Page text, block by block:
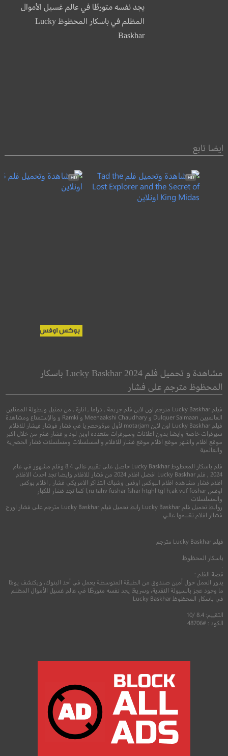
يجد نفسه متورطًا في عالم غسيل الأموال
المظلم في باسكار المحظوظ Lucky
Baskhar
ايضا تابع
Midas
مغامرة●رسوم متحركة●كوميدي
6.1
5.7
مشاهدة و تحميل فلم Lucky Baskhar 2024 باسكار
المحظوظ مترجم على فشار
فيلم Lucky Baskhar مترجم اون لاين فلم جريمة , دراما , اثارة , من تمثيل وبطولة الممثلين
العالميين Dulquer Salmaan و Meenaakshi Chaudhary و Ramki و والإستمتاع ومشاهدة
فيلم Lucky Baskhar اون لاين motarjam لأول مرةوحصريا في فشار فوشار فيشار للافلام
سيرفرات خاصة وايضا بدون اعلانات وسيرفرات متعدده اوبن لود و فشار فشر من خلال اكبر
موقع افلام واشهر موقع افلام موقع فشار للافلام والمسلسلات ومسلسلات فشار الحصرية
والعالمية
فلم باسكار المحظوظ Lucky Baskhar حاصل على تقييم عالي 8.4 وفلم مشهور في عام
2024 , فلم Lucky Baskhar افضل افلام 2024 من فشار للافلام وايضا تجد احدث الافلام
افلام فشار مشاهده افلام البوكس اوفس وشباك التذاكر الامريكي فشار , افلام بوكس
اوفس l,ru tahv fushar fshar htghl tgl h;ak vuf foshar كما تجد فشار للكبار
والمسلسلات
روابط تحميل فلم Lucky Baskhar رابط تحميل فيلم Lucky Baskhar مترجم على فشار اورج
فشاار افلام تقييمها عالي
فيلم Lucky Baskhar مترجم
باسكار المحظوظ
قصة الفلم :
يدور العمل حول أمين صندوق من الطبقة المتوسطة يعمل في أحد البنوك، ويكتشف يومًا
ما وجود عجز بالسيولة النقدية، وسريعًا يجد نفسه متورطًا في عالم غسيل الأموال المظلم
في باسكار المحظوظ Lucky Baskhar
التقييم: 8.4 /10
الكود : #48706